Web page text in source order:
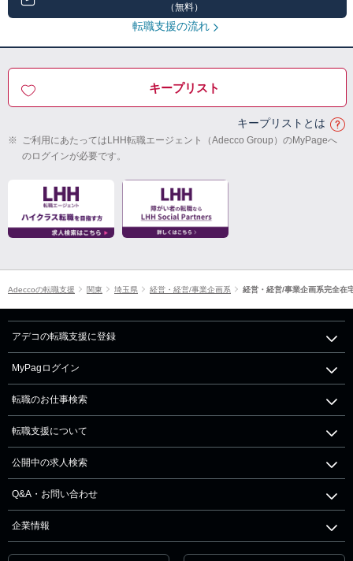
（無料）
転職支援の流れ
キープリスト
キープリストとは
※ ご利用にあたってはLHH転職エージェント（Adecco Group）のMyPageへ
のログインが必要です。
Adeccoの転職支援 関東 埼玉県 経営・経営/事業企画系 経営・経営/事業企画系完全在
アデコの転職支援に登録
MyPagログイン
転職のお仕事検索
転職支援について
公開中の求人検索
Q&A・お問い合わせ
企業情報